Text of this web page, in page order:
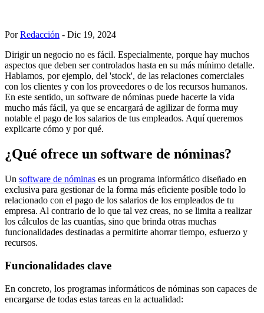
PorRedacción - Dic 19, 2024
Dirigir un negocio no es fácil. Especialmente, porque hay muchos
aspectos que deben ser controlados hasta en su más mínimo detalle.
Hablamos, por ejemplo, del 'stock', de las relaciones comerciales
con los clientes y con los proveedores o de los recursos humanos.
En este sentido, un software de nóminas puede hacerte la vida
mucho más fácil, ya que se encargará de agilizar de forma muy
notable el pago de los salarios de tus empleados. Aquí queremos
explicarte cómo y por qué.
¿Qué ofrece un software de nóminas?
Un software de nóminas es un programa informático diseñado en
exclusiva para gestionar de la forma más eficiente posible todo lo
relacionado con el pago de los salarios de los empleados de tu
empresa. Al contrario de lo que tal vez creas, no se limita a realizar
los cálculos de las cuantías, sino que brinda otras muchas
funcionalidades destinadas a permitirte ahorrar tiempo, esfuerzo y
recursos.
Funcionalidades clave
En concreto, los programas informáticos de nóminas son capaces de
encargarse de todas estas tareas en la actualidad: